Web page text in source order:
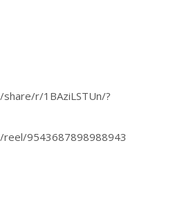
r/1BAziLSTUn/?
9543687898988943